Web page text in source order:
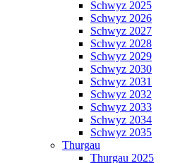
Schwyz 2025
Schwyz 2026
Schwyz 2027
Schwyz 2028
Schwyz 2029
Schwyz 2030
Schwyz 2031
Schwyz 2032
Schwyz 2033
Schwyz 2034
Schwyz 2035
Thurgau
Thurgau 2025